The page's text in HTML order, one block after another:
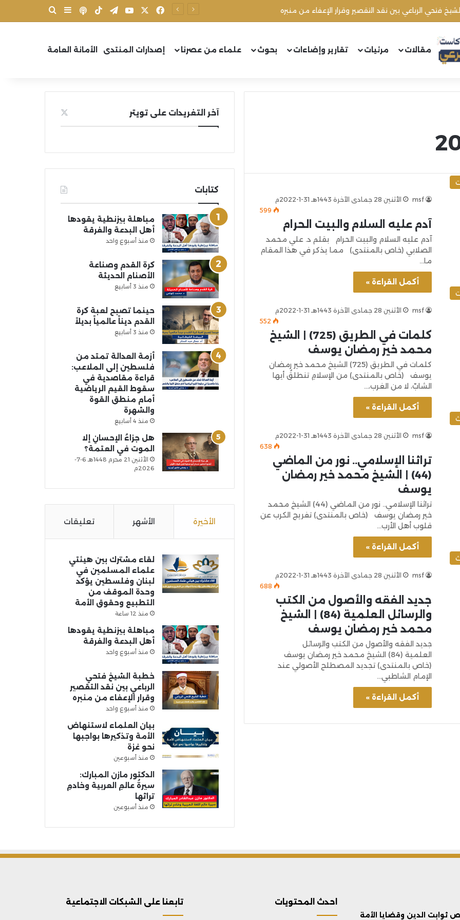
فتحي الرباعي بين نقد التقصير وقرار الإعفاء من منبره فيسبوك يوتيوبتيلقرام‫TikTokبودكاستإضافة عمود
مقالات مرئيات تقارير وإضاءات بحوث علماء من عصرنا إصدارات المنتدى الأمانة العامة
msf
الأثنين 28 جمادى الآخرة 1443هـ 31-1-2022م
599
آدم عليه السلام والبيت الحرام
آدم عليه السلام والبيت الحرام بقلم د. علي محمد
الصلابي (خاص بالمنتدى) مما يذكر في هذا المقام
ما…
أكمل القراءة »
msf
الأثنين 28 جمادى الآخرة 1443هـ 31-1-2022م
552
كلمات في الطريق (725) | الشيخ
محمد خير رمضان يوسف
كلمات في الطريق (725) الشيخ محمد خير رمضان
يوسف (خاص بالمنتدى) من الإسلامِ تنطلقُ أيها
الشابّ، لا من الغرب،…
أكمل القراءة »
msf
الأثنين 28 جمادى الآخرة 1443هـ 31-1-2022م
638
تراثنا الإسلامي.. نور من الماضي
(44) | الشيخ محمد خير رمضان
يوسف
تراثنا الإسلامي.. نور من الماضي (44) الشيخ محمد
خير رمضان يوسف (خاص بالمنتدى) تفريج الكرب عن
قلوب أهل الأرب…
أكمل القراءة »
msf
الأثنين 28 جمادى الآخرة 1443هـ 31-1-2022م
688
جديد الفقه والأصول من الكتب
والرسائل العلمية (84) | الشيخ
محمد خير رمضان يوسف
جديد الفقه والأصول من الكتب والرسائل
العلمية (84) الشيخ محمد خير رمضان يوسف
(خاص بالمنتدى) تجديد المصطلح الأصولي عند
الإمام الشاطبي…
أكمل القراءة »
آخر التغريدات على تويتر
كتابات
مباهلة بيزنطية يقودها
أهل البدعة والفرقة
منذ أسبوع واحد
كرة القدم وصناعة
الأصنام الحديثة
منذ 3 أسابيع
حينما تصبح لعبة كرة
القدم ديناً عالمياً بديلاً
منذ 3 أسابيع
أزمة العدالة تمتد من
فلسطين إلى الملاعب:
قراءة مقاصدية في
سقوط القيم الرياضية
أمام منطق القوة
والشهرة
منذ 4 أسابيع
هل جزاءُ الإحسانِ إلا
الموت في العتمة؟
الأثنين 21 محرم 1448هـ 6-7-
2026م
الأخيرة الأشهر تعليقات
لقاء مشترك بين هيئتي
علماء المسلمين في
لبنان وفلسطين يؤكد
وحدة الموقف من
التطبيع وحقوق الأمة
منذ 12 ساعة
مباهلة بيزنطية يقودها
أهل البدعة والفرقة
منذ أسبوع واحد
خطبة الشيخ فتحي
الرباعي بين نقد التقصير
وقرار الإعفاء من منبره
منذ أسبوع واحد
بيان العلماء لاستنهاض
الأمة وتذكيرها بواجبها
نحو غزة
منذ أسبوعين
الدكتور مازن المبارك:
سيرةُ عالمِ العربية وخادمِ
تراثها
منذ أسبوعين
الدين وقضايا الأمة
احدث المحتويات تابعنا على الشبكات الاجتماعية